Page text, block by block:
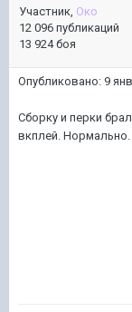
Участник, Око
12 096 публикаций
13 924 боя
Опубликовано: 9
Сборку и перки
вкплей.